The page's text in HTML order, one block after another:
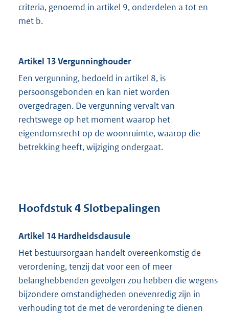
criteria, genoemd in artikel 9, onderdelen a tot en
met b.
Artikel 13 Vergunninghouder
Een vergunning, bedoeld in artikel 8, is
persoonsgebonden en kan niet worden
overgedragen. De vergunning vervalt van
rechtswege op het moment waarop het
eigendomsrecht op de woonruimte, waarop die
betrekking heeft, wijziging ondergaat.
Hoofdstuk 4 Slotbepalingen
Artikel 14 Hardheidsclausule
Het bestuursorgaan handelt overeenkomstig de
verordening, tenzij dat voor een of meer
belanghebbenden gevolgen zou hebben die wegens
bijzondere omstandigheden onevenredig zijn in
verhouding tot de met de verordening te dienen